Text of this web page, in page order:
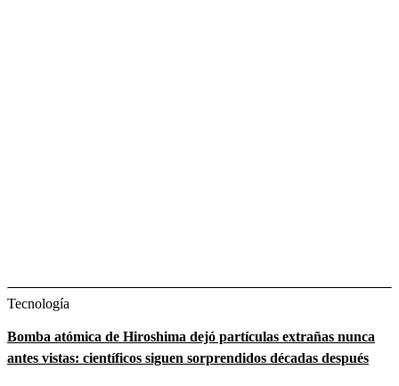
Tecnología
Bomba atómica de Hiroshima dejó partículas extrañas nunca
antes vistas: científicos siguen sorprendidos décadas después